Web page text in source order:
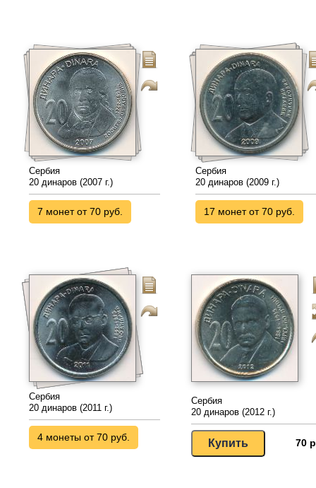
Сербия
20 динаров (2007 г.)
7 монет от 70 руб.
Сербия
20 динаров (2009 г.)
17 монет от 70 руб.
Сербия
20 динаров (2011 г.)
4 монеты от 70 руб.
Сербия
20 динаров (2012 г.)
70